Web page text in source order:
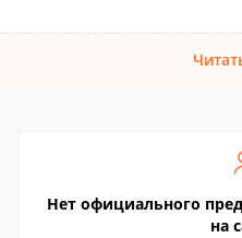
Нет официального
на